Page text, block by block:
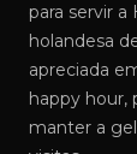
para servir
holandesa
apreciada
happy hour,
manter a